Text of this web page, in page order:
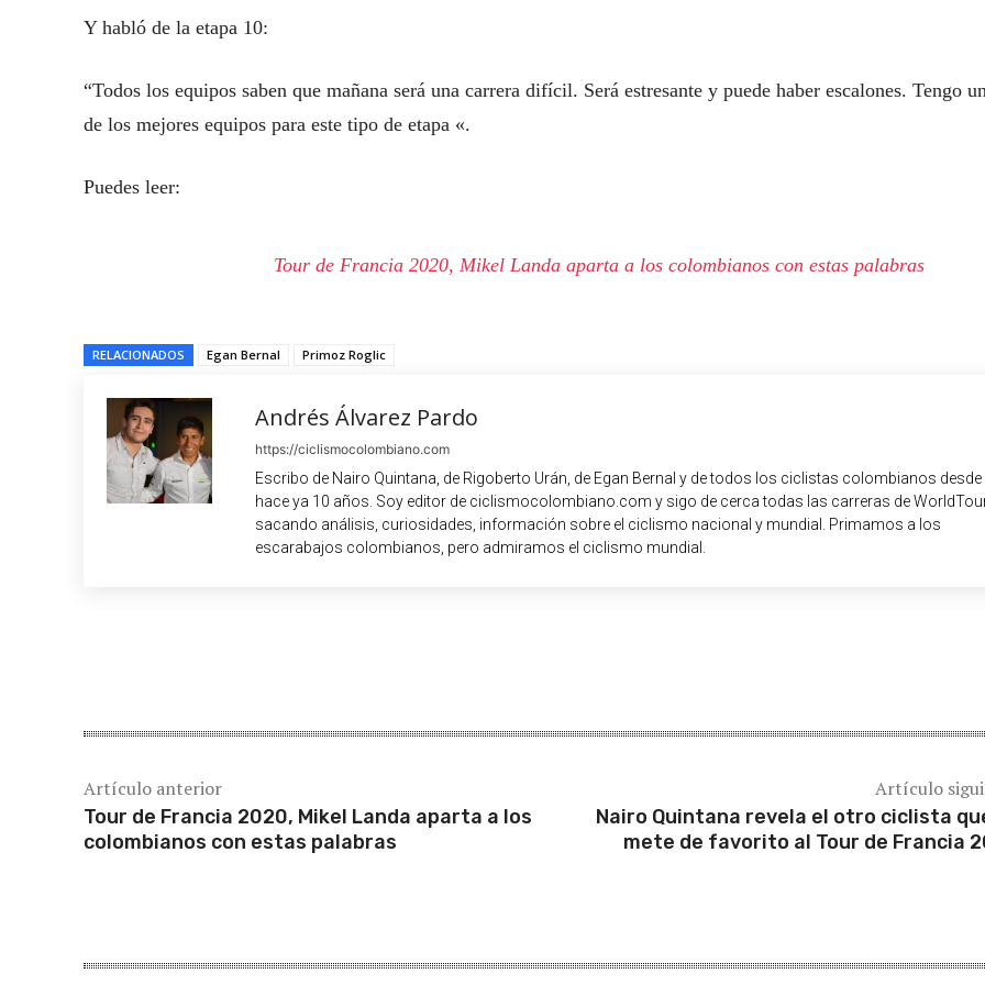
Y habló de la etapa 10:
“Todos los equipos saben que mañana será una carrera difícil. Será estresante y puede haber escalones. Tengo
de los mejores equipos para este tipo de etapa «.
Puedes leer:
Tour de Francia 2020, Mikel Landa aparta a los colombianos con estas palabras
RELACIONADOS Egan Bernal Primoz Roglic
Andrés Álvarez Pardo
https://ciclismocolombiano.com
Escribo de Nairo Quintana, de Rigoberto Urán, de Egan Bernal y de todos los ciclistas colombianos desde
hace ya 10 años. Soy editor de ciclismocolombiano.com y sigo de cerca todas las carreras de
sacando análisis, curiosidades, información sobre el ciclismo nacional y mundial. Primamos a los
escarabajos colombianos, pero admiramos el ciclismo mundial.
Artículo anterior
Tour de Francia 2020, Mikel Landa aparta a los
colombianos con estas palabras
Artículo
Nairo Quintana revela el otro ciclista
mete de favorito al Tour de Francia